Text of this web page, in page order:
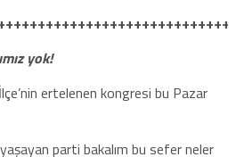
yok!
ertelenen kongresi bu Pazar
parti bakalım bu sefer neler